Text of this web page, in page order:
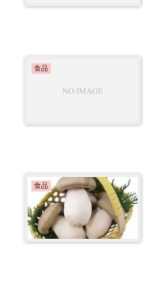
食品
食品